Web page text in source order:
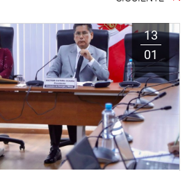
13
01